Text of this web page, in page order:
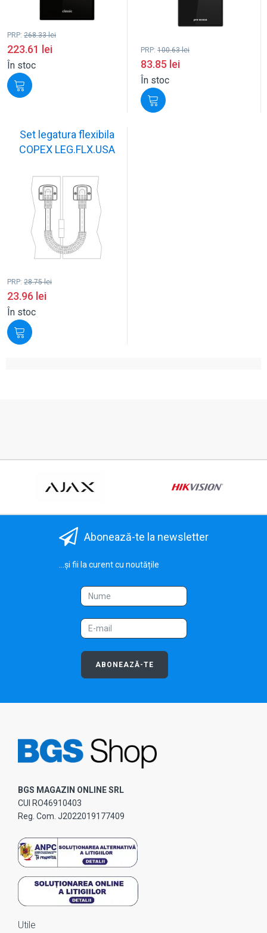
PRP: 268.33lei
223.61 lei
În stoc
PRP: 100.63lei
83.85 lei
În stoc
Set legatura flexibila
COPEX LEG.FLX.USA
PRP: 28.75lei
23.96 lei
În stoc
Abonează-te la newsletter
...și fii la curent cu noutățile
ABONEAZĂ-TE
BGS MAGAZIN ONLINE SRL
CUI RO46910403
Reg. Com. J2022019177409
Utile